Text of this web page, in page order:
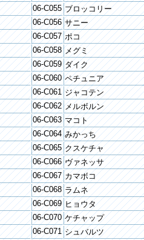
06-C055 ブロッコリー
06-C056 サニー
06-C057 ポコ
06-C058 メグミ
06-C059 ダイク
06-C060 ペチュニア
06-C061 ジャコテン
06-C062 メルボルン
06-C063 マコト
06-C064 みかっち
06-C065 クスケチャ
06-C066 ヴァネッサ
06-C067 カマボコ
06-C068 ラムネ
06-C069 ヒョウタ
06-C070 ケチャップ
06-C071 シュバルツ